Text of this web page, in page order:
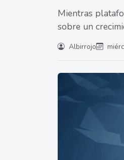
Mientras
sobre un
Albirrojo